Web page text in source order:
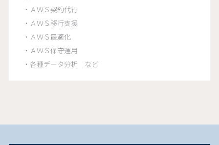
・ＡＷＳ契約代行
・ＡＷＳ移行支援
・ＡＷＳ最適化
・ＡＷＳ保守運用
・各種データ分析 など